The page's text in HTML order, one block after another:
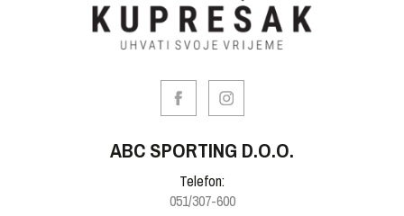
ABC SPORTING D.O.O.
Telefon:
051/307-600